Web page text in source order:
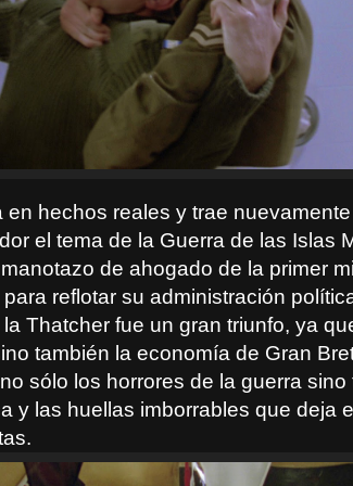
en hechos reales y trae
el tema de la Guerra de las Islas
de ahogado de la primer
reflotar su administración
Thatcher fue un gran triunfo, ya
también la economía de Gran
sólo los horrores de la guerra sino
y las huellas imborrables que deja